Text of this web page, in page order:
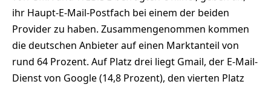
ihr Haupt-E-Mail-Postfach bei einem der beiden
Provider zu haben. Zusammengenommen kommen
die deutschen Anbieter auf einen Marktanteil von
rund 64 Prozent. Auf Platz drei liegt Gmail, der E-Mail-
Dienst von Google (14,8 Prozent), den vierten Platz